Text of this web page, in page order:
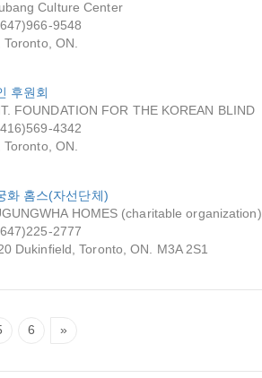
Culture Center
9548
ON.
후원회
FOUNDATION FOR THE KOREAN BLIND
4342
ON.
화 홈스(자선단체)
HOMES (charitable organization)
2777
Dukinfield, Toronto, ON. M3A 2S1
6 »